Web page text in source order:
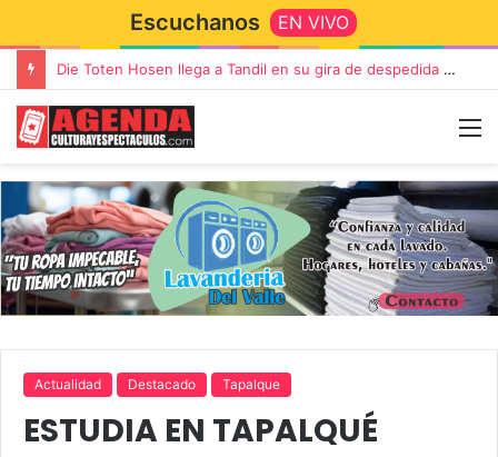
Escuchanos EN VIVO
Die Toten Hosen llega a Tandil en su gira de despedida «Fútbol, Asado, Vino y Adiós Amigos»
Actualidad Destacado Tapalque
ESTUDIA EN TAPALQUÉ